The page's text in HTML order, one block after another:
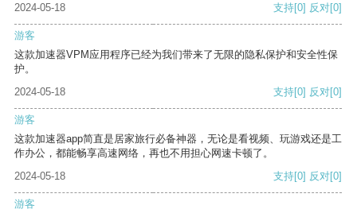
2024-05-18 支持[0] 反对[0]
游客
这款加速器VPM应用程序已经为我们带来了无限的隐私保护和安全性保
护。
2024-05-18
支持[0] 反对[0]
游客
这款加速器app简直是居家旅行必备神器，无论是看视频、玩游戏还是工
作办公，都能畅享高速网络，再也不用担心网速卡顿了。
2024-05-18
支持[0] 反对[0]
游客